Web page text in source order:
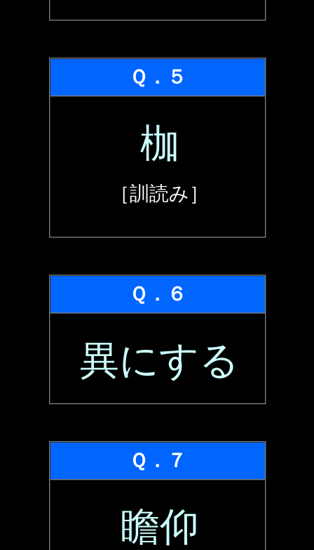
Ｑ．５
枷
［訓読み］
Ｑ．６
異にする
Ｑ．７
瞻仰